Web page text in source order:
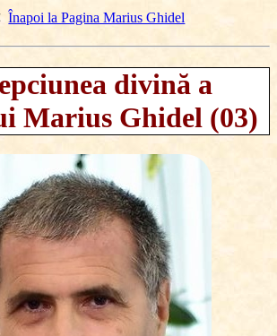
Înapoi la Pagina Marius Ghidel
divină a
Marius Ghidel (03)